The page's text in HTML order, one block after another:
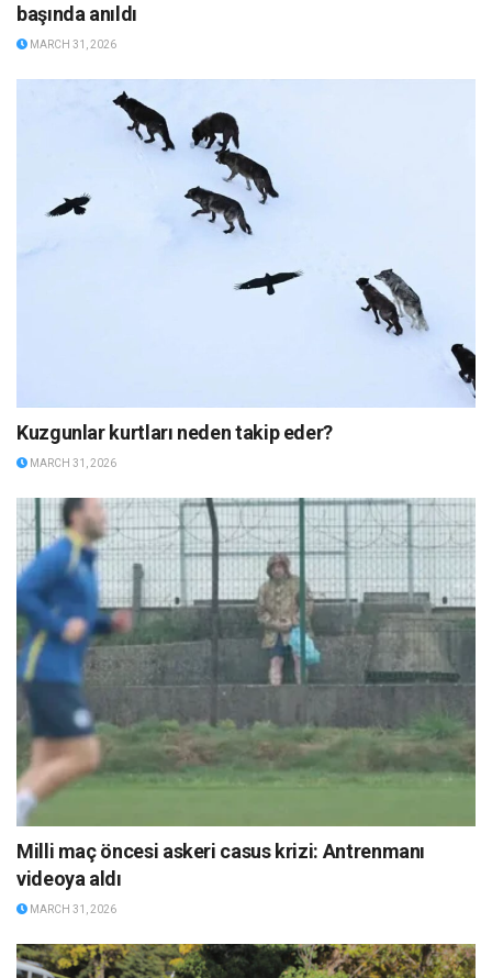
başında anıldı
MARCH 31, 2026
Kuzgunlar kurtları neden takip eder?
MARCH 31, 2026
Milli maç öncesi askeri casus krizi: Antrenmanı
videoya aldı
MARCH 31, 2026